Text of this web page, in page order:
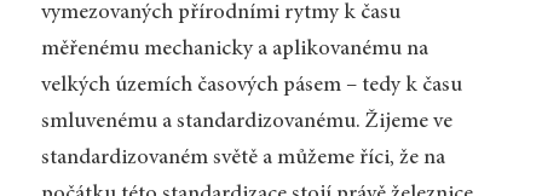
vymezovaných přírodními rytmy k času
měřenému mechanicky a aplikovanému na
velkých územích časových pásem – tedy k času
smluvenému a standardizovanému. Žijeme ve
standardizovaném světě a můžeme říci, že na